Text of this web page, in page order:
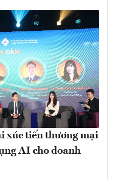
xúc tiến thương mại
AI cho doanh